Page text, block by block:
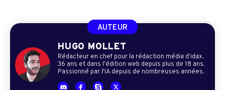
AUTEUR
HUGO MOLLET
Rédacteur en chef pour la rédaction média d'idax,
36 ans et dans l'édition web depuis plus de 18 ans.
Passionné par l'IA depuis de nombreuses années.